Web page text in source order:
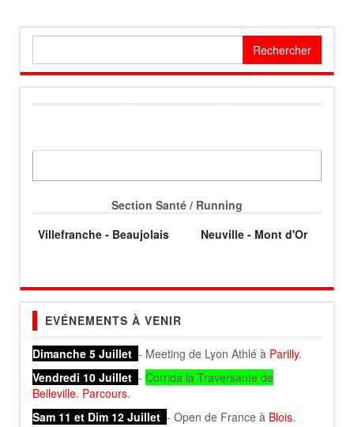
Section Santé / Running
Villefranche - Beaujolais
Neuville - Mont d'Or
EVÉNEMENTS À VENIR
Dimanche 5 Juillet - Meeting de Lyon Athlé à Parilly.
Vendredi 10 Juillet - Corrida la Traversante de
Belleville. Parcours.
Sam 11 et Dim 12 Juillet - Open de France à Blois.